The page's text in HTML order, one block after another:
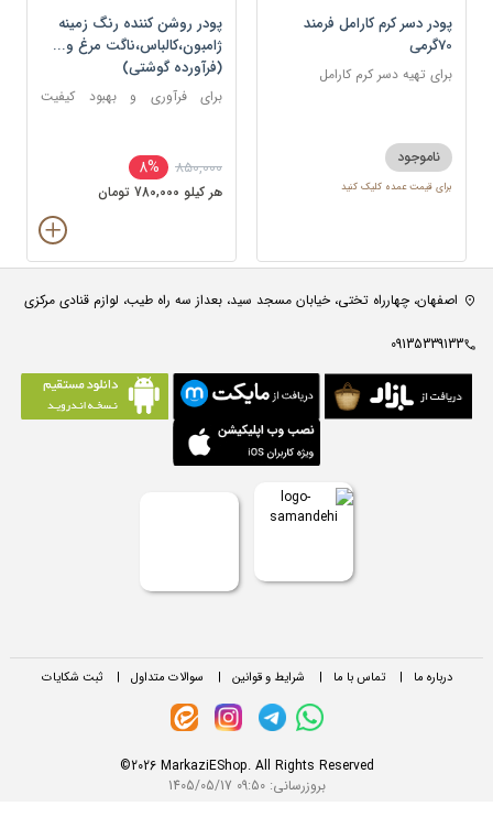
پودر دسر کرم کارامل فرمند
70گرمی
برای تهیه دسر کرم کارامل
ناموجود
برای قیمت عمده کلیک کنید
پودر روشن کننده رنگ زمینه
ژامبون،کالباس،ناگت مرغ و...
(فرآورده گوشتی)
برای فرآوری و بهبود کیفیت
850,000
8%
هر کيلو 780,000 تومان
اصفهان، چهارراه تختی، خیابان مسجد سید، بعداز سه راه طیب، لوازم قنادی مرکزی
09135339133
درباره ما | تماس با ما | شرایط و قوانین | سوالات متداول | ثبت شکایات
©2026 MarkaziEShop. All Rights Reserved
بروزرسانی:1405/05/17 09:50